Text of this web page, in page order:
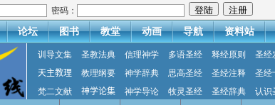
密码：
论坛 图书 教堂 动画 导航 资料站
训导文集 圣教法典 信理神学 多语圣经 释经原则 圣经
天主教理
教理纲要 神学辞典 思高圣经 圣经注释 圣经
梵二文献
神学论集 神学导论 牧灵圣经 圣经辞典 认识